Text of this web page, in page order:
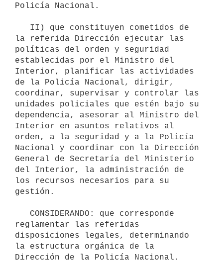
Policía Nacional.
la referida Dirección ejecutar las
políticas del orden y seguridad
establecidas por el Ministro del
Interior, planificar las actividades
de la Policía Nacional, dirigir,
coordinar, supervisar y controlar las
unidades policiales que estén bajo su
dependencia, asesorar al Ministro del
Interior en asuntos relativos al
orden, a la seguridad y a la Policía
Nacional y coordinar con la Dirección
General de Secretaría del Ministerio
del Interior, la administración de
los recursos necesarios para su
gestión.
reglamentar las referidas
disposiciones legales, determinando
la estructura orgánica de la
Dirección de la Policía Nacional.